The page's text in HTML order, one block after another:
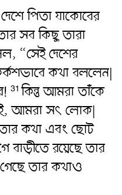
পিতা যাকোবের
সব কিছু তারা
“সেই দেশের
কথা বললেন|
31কিন্তু আমরা তাঁকে
আমরা সৎ‌ লোক|
কথা এবং ছোট
বাড়ীতে রয়েছে তার
তার কথাও